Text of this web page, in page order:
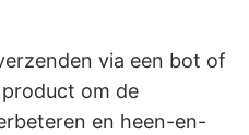
via een bot of
om de
en heen-en-